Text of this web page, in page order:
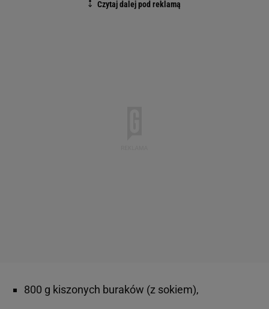
800 g kiszonych buraków (z sokiem),